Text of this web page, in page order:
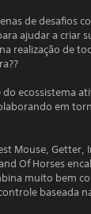
de desafios
ajudar a criar
realização de
ecossistema
em
Mouse, Getter,
Of Horses
muito bem
baseada